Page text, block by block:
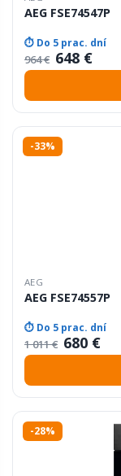
AEG FSE74547P
⏱ Do 5 prac. dní
964 € 648 €
-33%
AEG
AEG FSE74557P
⏱ Do 5 prac. dní
1 011 € 680 €
-28%